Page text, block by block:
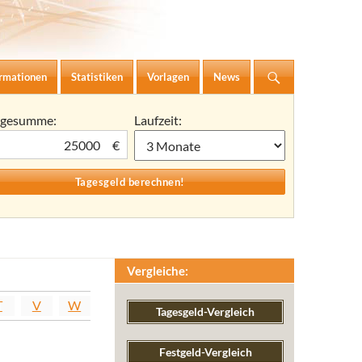
Statistiken Vorlagen News
€
Laufzeit:
V W
Vergleiche:
Tagesgeld-Vergleich
Festgeld-Vergleich